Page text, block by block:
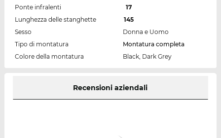
Ponte infralenti
17
Lunghezza delle stanghette
145
Sesso
Donna e Uomo
Tipo di montatura
Montatura completa
Colore della montatura
Black, Dark Grey
Recensioni aziendali